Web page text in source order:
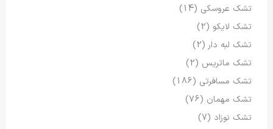
تشک عروسکی (14)
تشک لایکو (2)
تشک لبه دار (2)
تشک ماتریس (2)
تشک مسافرتی (186)
تشک مهمان (76)
تشک نوزاد (7)